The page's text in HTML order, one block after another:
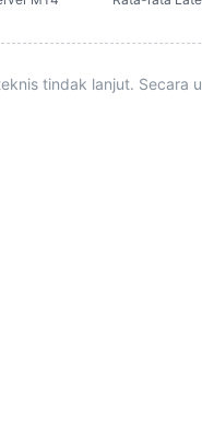
tindak lanjut. Secara